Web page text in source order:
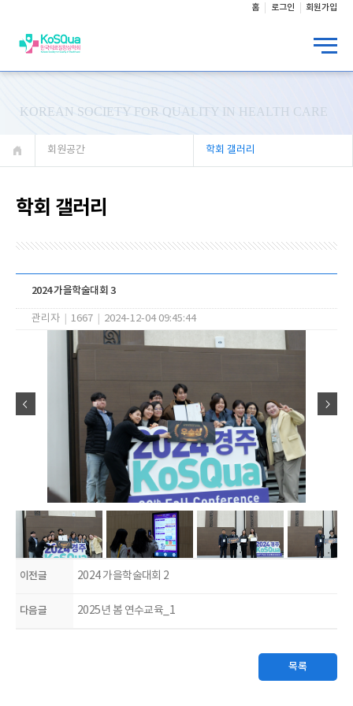
홈 로그인 회원가입
KOREAN SOCIETY FOR QUALITY IN HEALTH CARE
회원공간 학회 갤러리
학회 갤러리
2024 가을학술대회 3
관리자 1667 2024-12-04 09:45:44
이전글 2024 가을학술대회 2
다음글 2025년 봄 연수교육_1
목록